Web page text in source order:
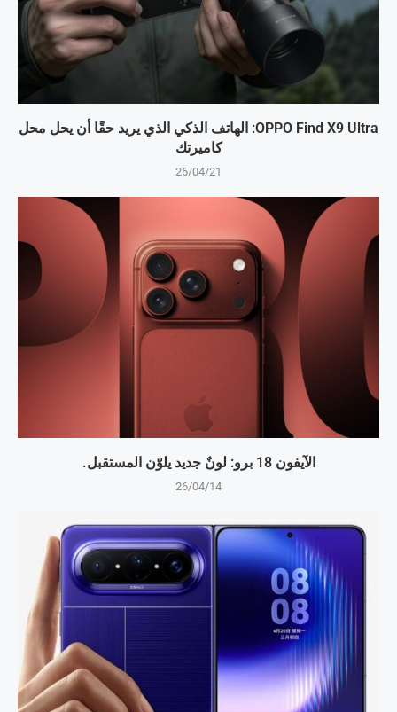
OPPO Find X9 Ultra: الهاتف الذكي الذي يريد حقًا أن يحل محل
كاميرتك
26/04/21
الآيفون 18 برو: لونٌ جديد يلوّن المستقبل.
26/04/14